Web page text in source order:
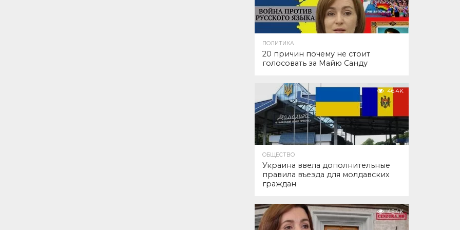
ПОЛИТИКА
20 причин почему не стоит
голосовать за Майю Санду
46.4K
ОБЩЕСТВО
Украина ввела дополнительные
правила въезда для молдавских
граждан
45.4K